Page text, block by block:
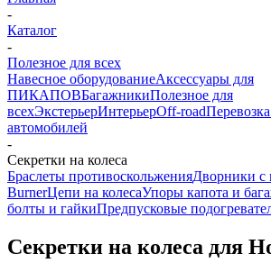
-
Каталог
-
Полезное для всех
Навесное оборудованиеАксессуары для
ПИКАПОВБагажникиПолезное для
всехЭкстерьерИнтерьерOff-road
автомобилей
-
Секретки на колеса
Браслеты противоскольженияДворники с
BurnerЦепи на колесаУпоры капота и
болты и гайкиПредпусковые
Секретки на колеса для